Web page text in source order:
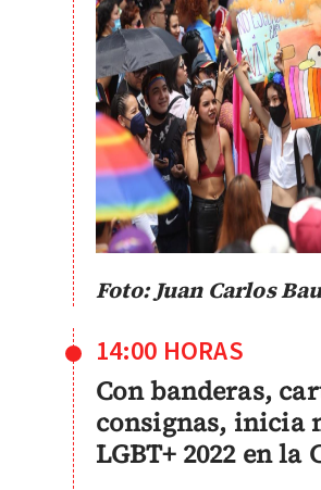
Foto: Juan Carlos
14:00 HORAS
Con banderas,
consignas, inicia
LGBT+ 2022 en la